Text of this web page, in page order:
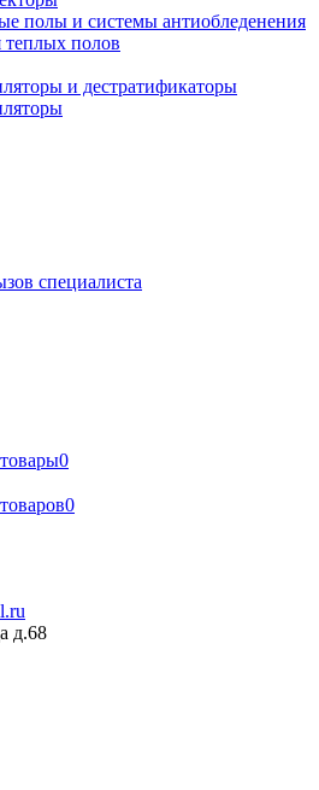
полы и системы антиобледенения
полов
и дестратификаторы
специалиста
0
0
д.68